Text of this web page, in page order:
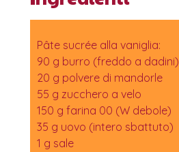
Pâte sucrée alla vaniglia:
90 g burro (freddo a dadini)
20 g polvere di mandorle
55 g zucchero a velo
150 g farina 00 (W debole)
35 g uovo (intero sbattuto)
1 g sale